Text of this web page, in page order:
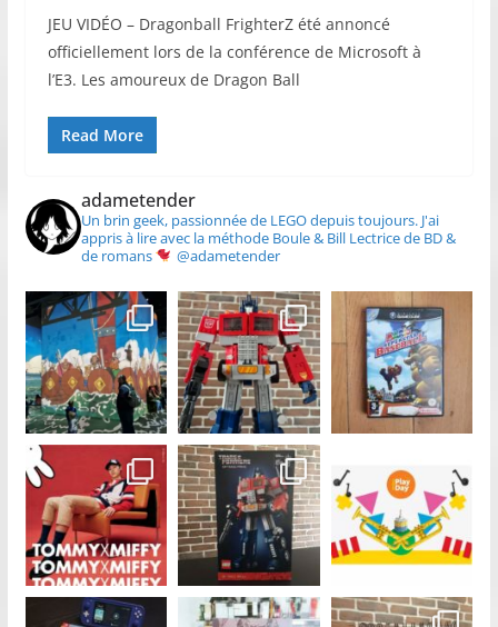
JEU VIDÉO – Dragonball FrighterZ été annoncé
officiellement lors de la conférence de Microsoft à
l’E3. Les amoureux de Dragon Ball
Read More
adametender
Un brin geek, passionnée de LEGO depuis toujours.J'ai
appris à lire avec la méthode Boule & Bill Lectrice de BD &
de romans
@adametender